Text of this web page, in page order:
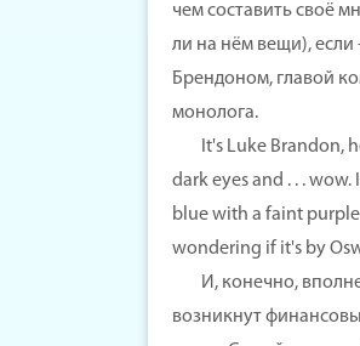
чем составить своё
ли на нём вещи), если
Брендоном, главой
монолога.
It's Luke Brandon,
dark eyes and . . .
blue with a faint
wondering if it's by
И, конечно, вполне
возникнут